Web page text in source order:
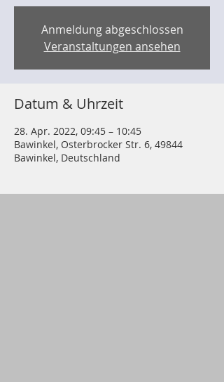
Anmeldung abgeschlossen
Veranstaltungen ansehen
Datum & Uhrzeit
28. Apr. 2022, 09:45 – 10:45
Bawinkel, Osterbrocker Str. 6, 49844
Bawinkel, Deutschland